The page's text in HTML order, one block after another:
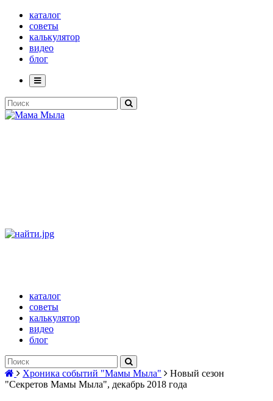
каталог
советы
калькулятор
видео
блог
каталог
советы
калькулятор
видео
блог
Хроника событий "Мамы Мыла"
Новый сезон
"Секретов Мамы Мыла", декабрь 2018 года